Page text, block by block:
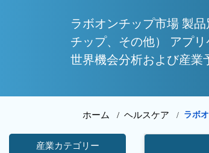
ラボオンチップ市場 製
チップ、その他） アプ
世界機会分析および産業
ホーム / ヘルスケア / ラボ
産業カテゴリー